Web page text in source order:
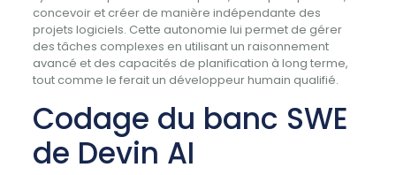
concevoir et créer de manière indépendante des
projets logiciels. Cette autonomie lui permet de gérer
des tâches complexes en utilisant un raisonnement
avancé et des capacités de planification à long terme,
tout comme le ferait un développeur humain qualifié.
Codage du banc SWE
de Devin AI